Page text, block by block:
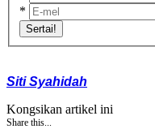
*
Sertai!
Siti Syahidah
Kongsikan artikel ini
Share this...